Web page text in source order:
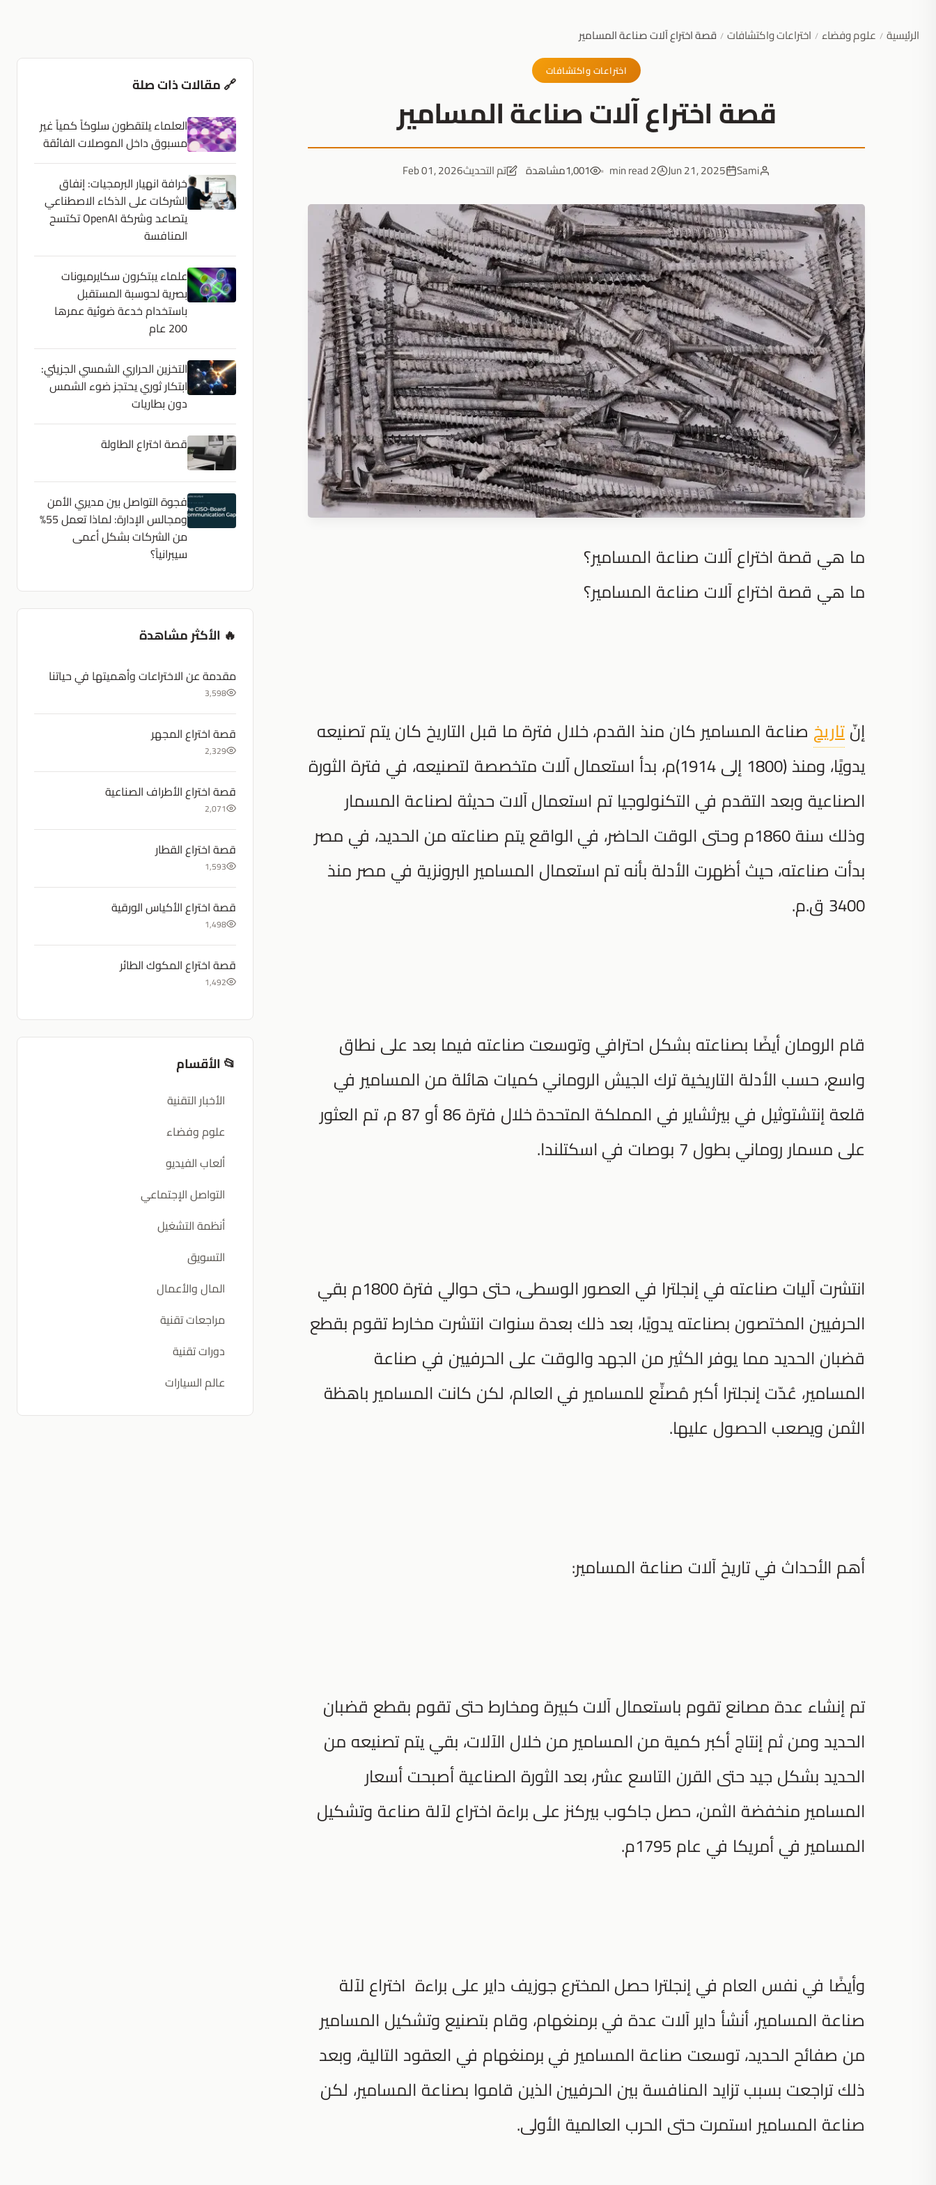
الرئيسية / علوم وفضاء / اختراعات واكتشافات / قصة اختراع آلات صناعة المسامير
اختراعات واكتشافات
قصة اختراع آلات صناعة المسامير
Sami
Jun 21, 2025
2 min read
1,001مشاهدة تم التحديثFeb 01, 2026
ما هي قصة اختراع آلات صناعة المسامير؟
ما هي قصة اختراع آلات صناعة المسامير؟
إنّتاريخ صناعة المسامير كان منذ القدم، خلال فترة ما قبل التاريخ كان يتم تصنيعه
يدويًا، ومنذ (1800 إلى 1914)م، بدأ استعمال آلات متخصصة لتصنيعه، في فترة الثورة
الصناعية وبعد التقدم في التكنولوجيا تم استعمال آلات حديثة لصناعة المسمار
وذلك سنة 1860م وحتى الوقت الحاضر، في الواقع يتم صناعته من الحديد، في مصر
بدأت صناعته، حيث أظهرت الأدلة بأنه تم استعمال المسامير البرونزية في مصر منذ
3400 ق.م.
قام الرومان أيضًا بصناعته بشكل احترافي وتوسعت صناعته فيما بعد على نطاق
واسع، حسب الأدلة التاريخية ترك الجيش الروماني كميات هائلة من المسامير في
قلعة إنتشتوثيل في بيرثشاير في المملكة المتحدة خلال فترة 86 أو 87 م، تم العثور
على مسمار روماني بطول 7 بوصات في اسكتلندا.
انتشرت آليات صناعته في إنجلترا في العصور الوسطى، حتى حوالي فترة 1800م بقي
الحرفيين المختصون بصناعته يدويًا، بعد ذلك بعدة سنوات انتشرت مخارط تقوم بقطع
قضبان الحديد مما يوفر الكثير من الجهد والوقت على الحرفيين في صناعة
المسامير، عُدّت إنجلترا أكبر مُصنِّع للمسامير في العالم، لكن كانت المسامير باهظة
الثمن ويصعب الحصول عليها.
أهم الأحداث في تاريخ آلات صناعة المسامير:
تم إنشاء عدة مصانع تقوم باستعمال آلات كبيرة ومخارط حتى تقوم بقطع قضبان
الحديد ومن ثم إنتاج أكبر كمية من المسامير من خلال الآلات، بقي يتم تصنيعه من
الحديد بشكل جيد حتى القرن التاسع عشر، بعد الثورة الصناعية أصبحت أسعار
المسامير منخفضة الثمن، حصل جاكوب بيركنز على براءة اختراع لآلة صناعة وتشكيل
المسامير في أمريكا في عام 1795م.
وأيضًا في نفس العام في إنجلترا حصل المخترع جوزيف داير على براءة اختراع لآلة
صناعة المسامير، أنشأ داير آلات عدة في برمنغهام، وقام بتصنيع وتشكيل المسامير
من صفائح الحديد، توسعت صناعة المسامير في برمنغهام في العقود التالية، وبعد
ذلك تراجعت بسبب تزايد المنافسة بين الحرفيين الذين قاموا بصناعة المسامير، لكن
صناعة المسامير استمرت حتى الحرب العالمية الأولى.
🔗 مقالات ذات صلة
العلماء يلتقطون سلوكاً كمياً غير
مسبوق داخل الموصلات الفائقة
خرافة انهيار البرمجيات: إنفاق
الشركات على الذكاء الاصطناعي
يتصاعد وشركة OpenAI تكتسح
المنافسة
علماء يبتكرون سكايرميونات
بصرية لحوسبة المستقبل
باستخدام خدعة ضوئية عمرها
200 عام
التخزين الحراري الشمسي الجزيئي:
ابتكار ثوري يحتجز ضوء الشمس
دون بطاريات
قصة اختراع الطاولة
فجوة التواصل بين مديري الأمن
ومجالس الإدارة: لماذا تعمل 55%
من الشركات بشكل أعمى
سيبرانياً؟
🔥 الأكثر مشاهدة
مقدمة عن الاختراعات وأهميتها في حياتنا
3,598
قصة اختراع المجهر
2,329
قصة اختراع الأطراف الصناعية
2,071
قصة اختراع القطار
1,593
قصة اختراع الأكياس الورقية
1,498
قصة اختراع المكوك الطائر
1,492
📂 الأقسام
الأخبار التقنية
علوم وفضاء
ألعاب الفيديو
التواصل الإجتماعي
أنظمة التشغيل
التسويق
المال والأعمال
مراجعات تقنية
دورات تقنية
عالم السيارات